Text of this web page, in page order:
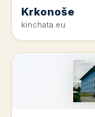
Krkonoše
kinchata.eu